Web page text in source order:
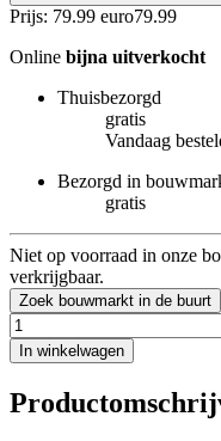
Prijs: 79.99 euro79.99
Online bijna uitverkocht
Thuisbezorgd
gratis
Vandaag
Bezorgd in
gratis
Niet op voorraad in onze
verkrijgbaar.
Zoek bouwmarkt in de buurt
In winkelwagen